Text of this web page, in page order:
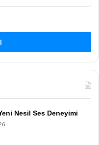
Nesil Ses Deneyimi